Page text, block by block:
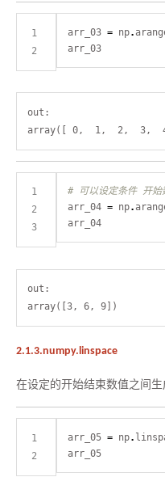
arr_03 = np.
arr_03
out:
1
2
3
# 可以设定条件 开
arr_04 = np.
arr_04
out:
2.1.3.numpy.linspace
在设定的开始结束数值之间
1
2
arr_05 = np.
arr_05